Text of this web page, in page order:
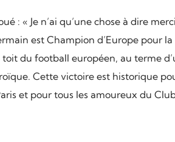
: « Je n’ai qu’une chose à dire
est Champion d’Europe pour
toit du football européen, au terme
Cette victoire est historique
et pour tous les amoureux du